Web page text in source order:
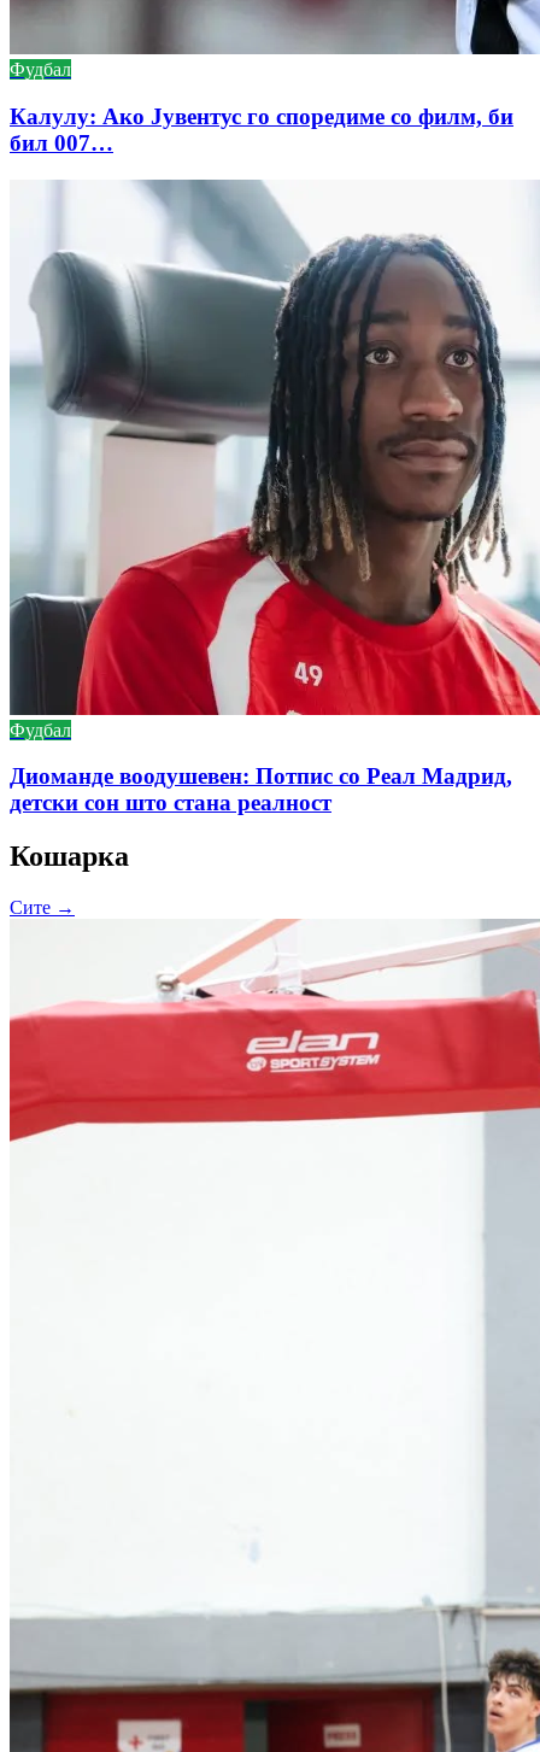
Фудбал
Калулу: Ако Јувентус го споредиме со филм, би
бил 007…
Фудбал
Диоманде воодушевен: Потпис со Реал Мадрид,
детски сон што стана реалност
Кошарка
Сите →